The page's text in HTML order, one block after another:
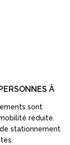
À
sont
réduite.
stationnement